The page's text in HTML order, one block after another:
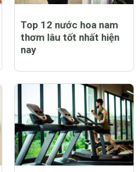
Top 12 nước hoa nam
thơm lâu tốt nhất hiện
nay